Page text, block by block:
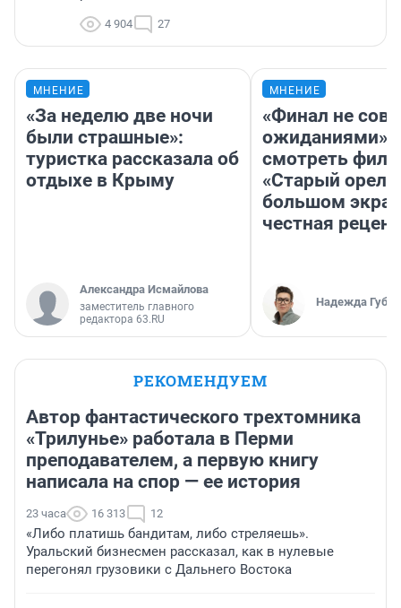
4 904 27
МНЕНИЕ
«За неделю две ночи
были страшные»:
туристка рассказала об
отдыхе в Крыму
Александра Исмайлова
заместитель главного
редактора 63.RU
МНЕНИЕ
«Финал не
ожиданиями»:
смотреть
«Старый орел»
большом
честная
Надежда
РЕКОМЕНДУЕМ
Автор фантастического трехтомника
«Трилунье» работала в Перми
преподавателем, а первую книгу
написала на спор — ее история
23 часа 16 313 12
«Либо платишь бандитам, либо стреляешь».
Уральский бизнесмен рассказал, как в нулевые
перегонял грузовики с Дальнего Востока